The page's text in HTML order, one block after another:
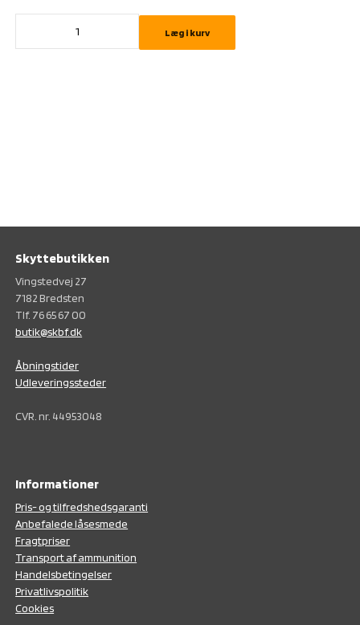
Læg i kurv
Skyttebutikken
Vingstedvej 27
7182 Bredsten
Tlf. 76 65 67 00
butik@skbf.dk
Åbningstider
Udleveringssteder
CVR. nr. 44953048
Informationer
Pris- og tilfredshedsgaranti
Anbefalede låsesmede
Fragtpriser
Transport af ammunition
Handelsbetingelser
Privatlivspolitik
Cookies